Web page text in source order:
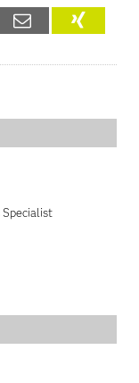
Email
Specialist